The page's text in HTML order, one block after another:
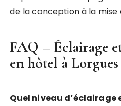
de la conception à la mise
FAQ – Éclairage
en hôtel à Lorgues
Quel niveau